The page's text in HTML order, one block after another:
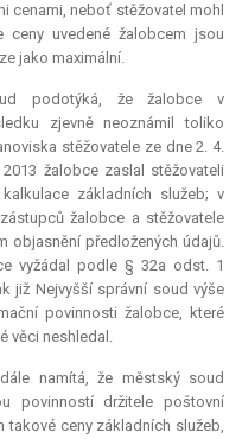
cenami, neboť stěžovatel mohl
uvedené žalobcem jsou
jako maximální.
podotýká, že žalobce v
zjevně neoznámil toliko
stěžovatele ze dne 2. 4.
žalobce zaslal stěžovateli
základních služeb; v
žalobce a stěžovatele
objasnění předložených údajů.
vyžádal podle § 32a odst. 1
již Nejvyšší správní soud výše
povinnosti žalobce, které
věci neshledal.
namítá, že městský soud
povinností držitele poštovní
takové ceny základních služeb,